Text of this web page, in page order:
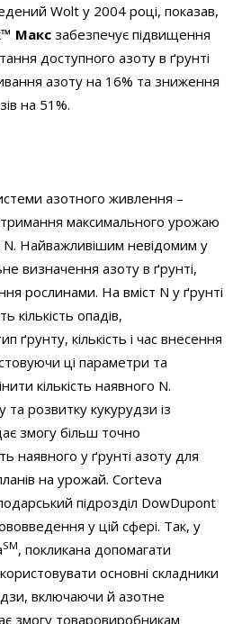
Wolt у 2004 році, показав,
Максзабезпечує підвищення
доступного азоту в ґрунті
азоту на 16% та зниження
на 51%.
азотного живлення –
максимального урожаю
Найважливішим невідомим у
визначення азоту в ґрунті,
рослинами. На вміст N у ґрунті
опадів,
ґрунту, кількість і час внесення
ці параметри та
кількість наявного N.
розвитку кукурудзи із
змогу більш точно
наявного у ґрунті азоту для
на урожай. Corteva
підрозділ DowDupont
у цій сфері. Так, у
SM, покликана допомагати
основні складники
включаючи й азотне
змогу товаровиробникам